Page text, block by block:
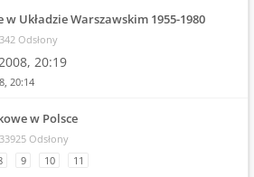
w Układzie Warszawskim 1955-1980
Odsłony
20:19
20:14
w Polsce
Odsłony
9 10 11